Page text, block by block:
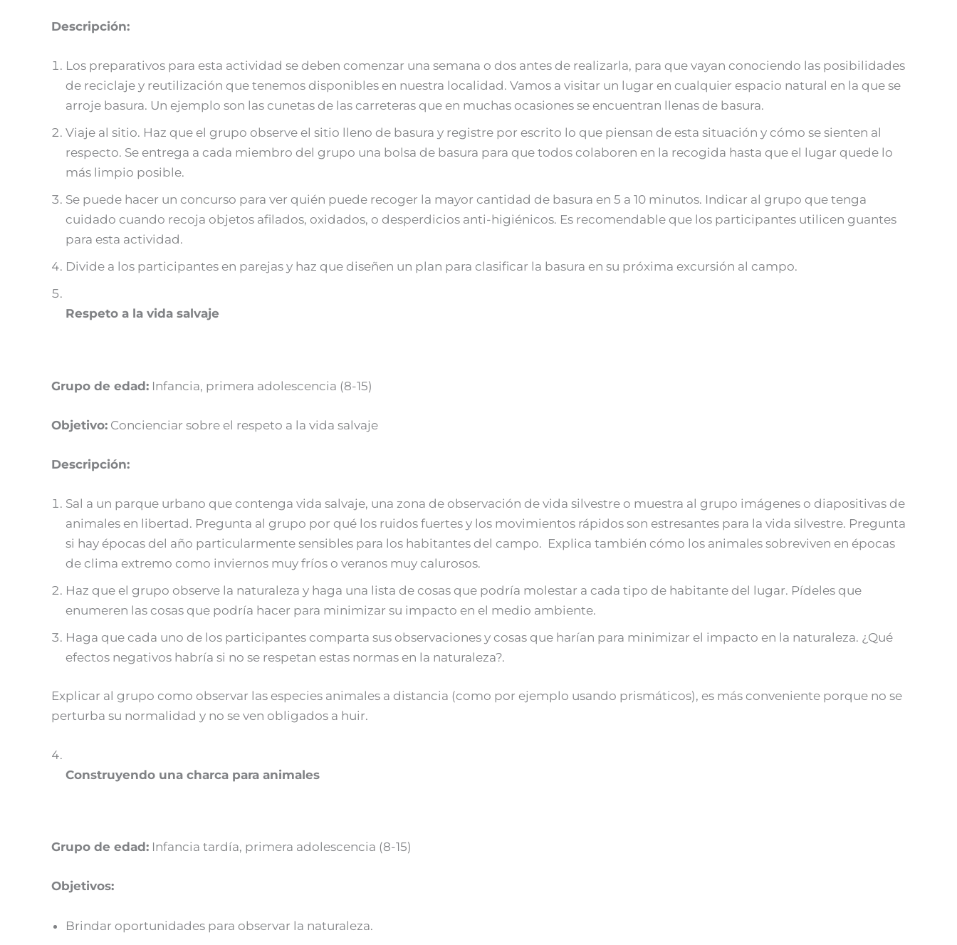
Descripción:
Los preparativos para esta actividad se deben comenzar una semana o dos antes de realizarla, para que vayan conociendo las posibilidades
de reciclaje y reutilización que tenemos disponibles en nuestra localidad. Vamos a visitar un lugar en cualquier espacio natural en la que se
arroje basura. Un ejemplo son las cunetas de las carreteras que en muchas ocasiones se encuentran llenas de basura.
Viaje al sitio. Haz que el grupo observe el sitio lleno de basura y registre por escrito lo que piensan de esta situación y cómo se sienten al
respecto. Se entrega a cada miembro del grupo una bolsa de basura para que todos colaboren en la recogida hasta que el lugar quede lo
más limpio posible.
Se puede hacer un concurso para ver quién puede recoger la mayor cantidad de basura en 5 a 10 minutos. Indicar al grupo que tenga
cuidado cuando recoja objetos afilados, oxidados, o desperdicios anti-higiénicos. Es recomendable que los participantes utilicen guantes
para esta actividad.
Divide a los participantes en parejas y haz que diseñen un plan para clasificar la basura en su próxima excursión al campo.
Respeto a la vida salvaje
Grupo de edad: Infancia, primera adolescencia (8-15)
Objetivo: Concienciar sobre el respeto a la vida salvaje
Descripción:
Sal a un parque urbano que contenga vida salvaje, una zona de observación de vida silvestre o muestra al grupo imágenes o diapositivas de
animales en libertad. Pregunta al grupo por qué los ruidos fuertes y los movimientos rápidos son estresantes para la vida silvestre. Pregunta
si hay épocas del año particularmente sensibles para los habitantes del campo. Explica también cómo los animales sobreviven en épocas
de clima extremo como inviernos muy fríos o veranos muy calurosos.
Haz que el grupo observe la naturaleza y haga una lista de cosas que podría molestar a cada tipo de habitante del lugar. Pídeles que
enumeren las cosas que podría hacer para minimizar su impacto en el medio ambiente.
Haga que cada uno de los participantes comparta sus observaciones y cosas que harían para minimizar el impacto en la naturaleza. ¿Qué
efectos negativos habría si no se respetan estas normas en la naturaleza?.
Explicar al grupo como observar las especies animales a distancia (como por ejemplo usando prismáticos), es más conveniente porque no se
perturba su normalidad y no se ven obligados a huir.
Construyendo una charca para animales
Grupo de edad: Infancia tardía, primera adolescencia (8-15)
Objetivos:
Brindar oportunidades para observar la naturaleza.